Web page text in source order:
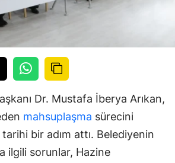
Dr. Mustafa İberya Arıkan,
mahsuplaşma sürecini
bir adım attı. Belediyenin
ilgili sorunlar, Hazine